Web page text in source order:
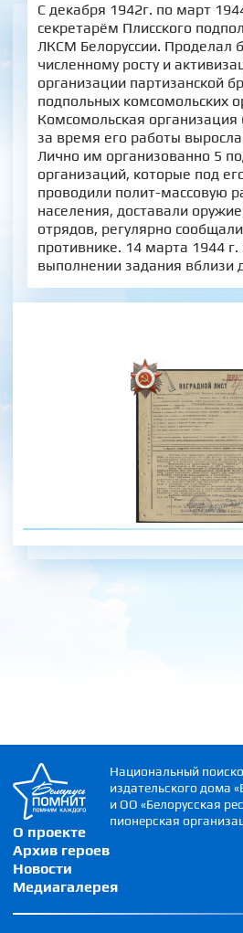
С декабря 1942г. по март
секретарём Плисского
ЛКСМ Белоруссии. Проделал
численному росту и
организации партизанской
подпольных комсомольских
Комсомольская организация
за время его работы
Лично им организованно 5
организаций, которые под
проводили полит-массовую
населения, доставали
отрядов, регулярно
противнике. 14 марта 1944 г.
выполнении задания вблизи
О проекте
Архив героев
Новости
Медиагалерея
Национальный
издательского дома
и ОО «Белорусская
пионерская